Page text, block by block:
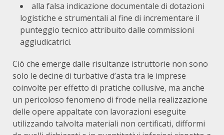
alla falsa indicazione documentale di dotazioni
logistiche e strumentali al fine di incrementare il
punteggio tecnico attribuito dalle commissioni
aggiudicatrici.
Ciò che emerge dalle risultanze istruttorie non sono
solo le decine di turbative d’asta tra le imprese
coinvolte per effetto di pratiche collusive, ma anche
un pericoloso fenomeno di frode nella realizzazione
delle opere appaltate con lavorazioni eseguite
utilizzando talvolta materiali non certificati, difformi